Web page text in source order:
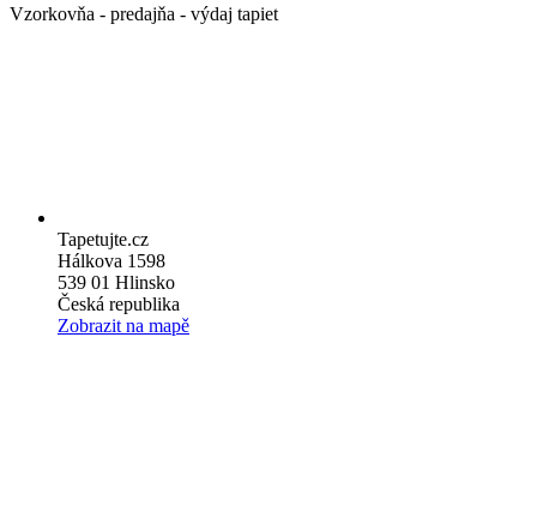
Vzorkovňa - predajňa - výdaj tapiet
Tapetujte.cz
Hálkova 1598
539 01 Hlinsko
Česká republika
Zobrazit na mapě